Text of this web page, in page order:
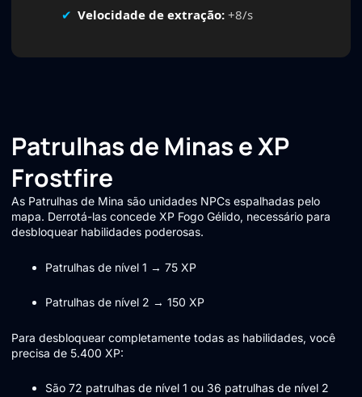
Velocidade de extração: +8/s
Patrulhas de Minas e XP
Frostfire
As Patrulhas de Mina são unidades NPCs espalhadas pelo
mapa. Derrotá-las concede XP Fogo Gélido, necessário para
desbloquear habilidades poderosas.
Patrulhas de nível 1 → 75 XP
Patrulhas de nível 2 → 150 XP
Para desbloquear completamente todas as habilidades, você
precisa de 5.400 XP:
São 72 patrulhas de nível 1 ou 36 patrulhas de nível 2